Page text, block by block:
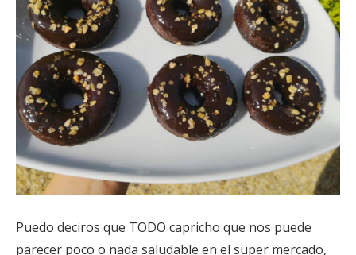
Puedo deciros que TODO capricho que nos puede
parecer poco o nada saludable en el super mercado,